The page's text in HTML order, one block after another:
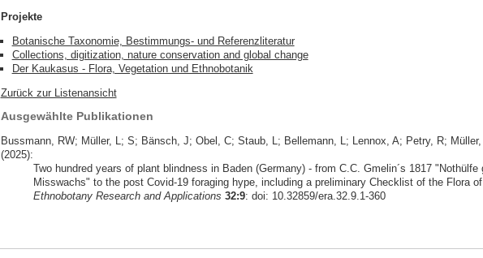
Projekte
Botanische Taxonomie, Bestimmungs- und Referenzliteratur
Collections, digitization, nature conservation and global change
Der Kaukasus - Flora, Vegetation und Ethnobotanik
Zurück zur Listenansicht
Ausgewählte Publikationen
Bussmann, RW; Müller, L; S; Bänsch, J; Obel, C; Staub, L; Bellemann, L; Lennox, A; Petry, R;
(2025):
Two hundred years of plant blindness in Baden (Germany) - from C.C. Gmelin´s 1817 "Nothülfe
Misswachs" to the post Covid-19 foraging hype, including a preliminary Checklist of the Flora
Ethnobotany Research and Applications 32:9: doi: 10.32859/era.32.9.1-360